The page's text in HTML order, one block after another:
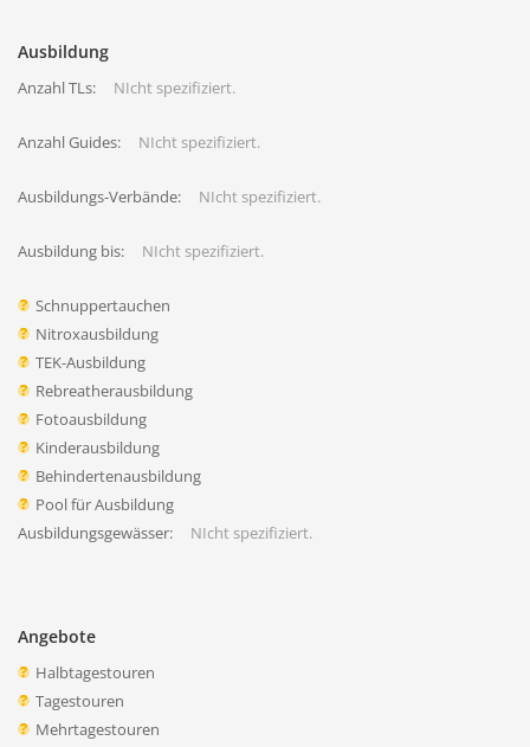
Ausbildung
Anzahl TLs: NIcht spezifiziert.
Anzahl Guides: NIcht spezifiziert.
Ausbildungs-Verbände: NIcht spezifiziert.
Ausbildung bis: NIcht spezifiziert.
Schnuppertauchen
Nitroxausbildung
TEK-Ausbildung
Rebreatherausbildung
Fotoausbildung
Kinderausbildung
Behindertenausbildung
Pool für Ausbildung
Ausbildungsgewässer:
NIcht spezifiziert.
Angebote
Halbtagestouren
Tagestouren
Mehrtagestouren